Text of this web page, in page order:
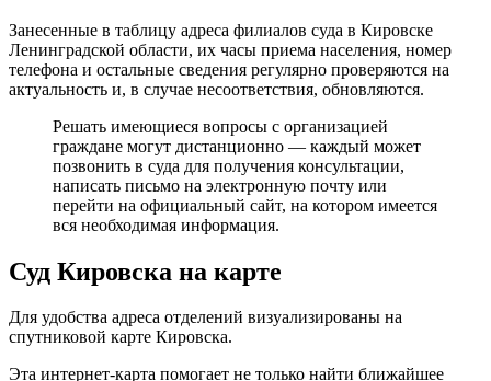
Занесенные в таблицу адреса филиалов суда в Кировске
Ленинградской области, их часы приема населения, номер
телефона и остальные сведения регулярно проверяются на
актуальность и, в случае несоответствия, обновляются.
Решать имеющиеся вопросы с организацией
граждане могут дистанционно — каждый может
позвонить в суда для получения консультации,
написать письмо на электронную почту или
перейти на официальный сайт, на котором имеется
вся необходимая информация.
Суд Кировска на карте
Для удобства адреса отделений визуализированы на
спутниковой карте Кировска.
Эта интернет-карта помогает не только найти ближайшее